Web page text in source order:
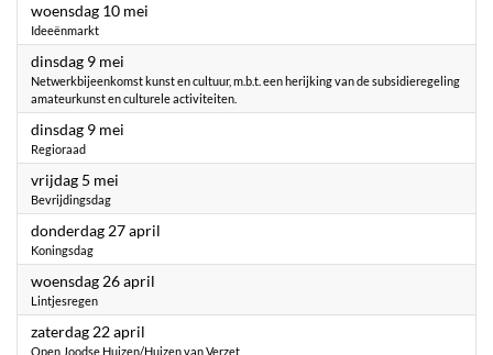
woensdag 10 mei
Ideeënmarkt
dinsdag 9 mei
Netwerkbijeenkomst kunst en cultuur, m.b.t. een herijking van de subsidieregeling
amateurkunst en culturele activiteiten.
dinsdag 9 mei
Regioraad
vrijdag 5 mei
Bevrijdingsdag
donderdag 27 april
Koningsdag
woensdag 26 april
Lintjesregen
zaterdag 22 april
Open Joodse Huizen/Huizen van Verzet